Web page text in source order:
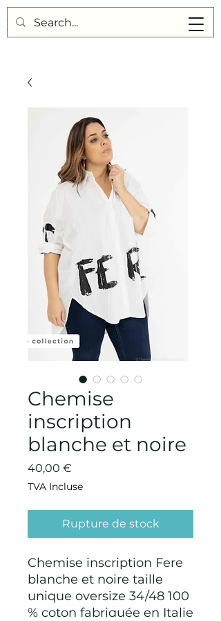
Points de Suture
Chemise
inscription
blanche et noire
40,00 €
TVA Incluse
Rupture de stock
Chemise inscription Fere
blanche et noire taille
unique oversize 34/48 100
% coton fabriquée en Italie